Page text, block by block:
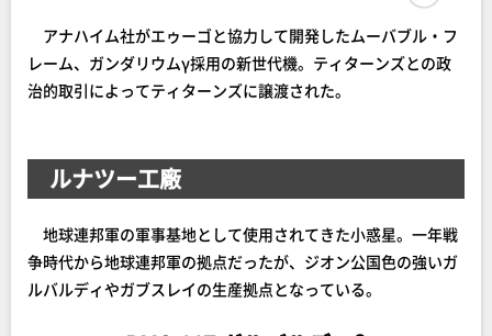
アナハイム社がエゥーゴと協力して開発したムーバブル・フ
レーム、ガンダリウムγ採用の新世代機。ティターンズとの政
治的取引によってティターンズに譲渡された。
ルナツー工廠
地球連邦軍の軍事基地として使用されてきた小惑星。一年戦
争時代から地球連邦軍の拠点だったが、ジオン公国色の強いガ
ルバルディやガブスレイの生産拠点となっている。